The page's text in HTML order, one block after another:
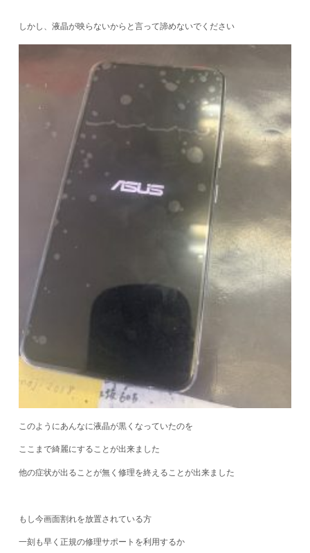
しかし、液晶が映らないからと言って諦めないでください
このようにあんなに液晶が黒くなっていたのを
ここまで綺麗にすることが出来ました
他の症状が出ることが無く修理を終えることが出来ました
もし今画面割れを放置されている方
一刻も早く正規の修理サポートを利用するか